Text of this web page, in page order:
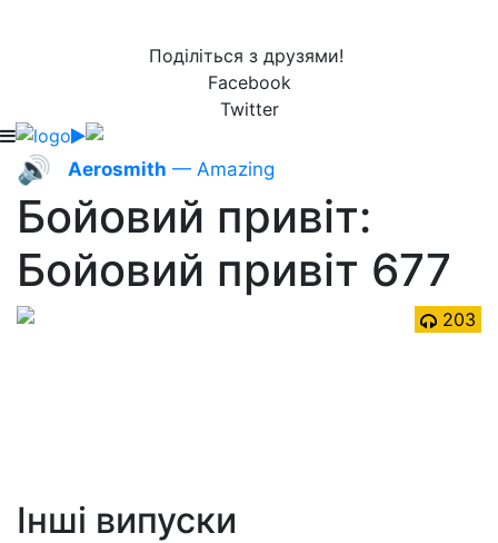
Поділіться з друзями!
Facebook
Twitter
🔊 Aerosmith — Amazing
Бойовий привіт:
Бойовий привіт 677
203
Інші випуски